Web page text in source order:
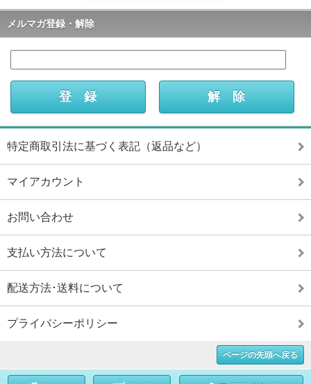
メルマガ登録・解除
特定商取引法に基づく表記（返品など）
マイアカウント
お問い合わせ
支払い方法について
配送方法･送料について
プライバシーポリシー
ページの先頭へ戻る